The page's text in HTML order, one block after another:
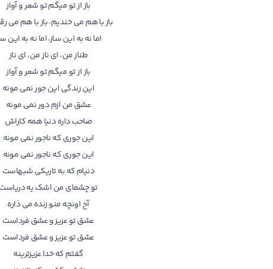
باز از تو میگم تو شعر و آواز
باز با هم می خندیم، باز با هم می
اما نه به این ساز، اما نه به این
طناز من، ای ناز من، ای ناز
باز از تو میگم تو شعر و آواز
این زندگی این جور نمی مونه
عشق من ازم دور نمی مونه
صاحب داره دنیا همه کاراش
این جوری که ناجور نمی مونه
این جوری که ناجور نمی مونه
دنیام که به تاریکی شبهاست
تو چشمای من اشک یه
آخ اونچه منو زنده می ذاره
عشق تو عزیز و عشق فرداست
عشق تو عزیز و عشق فرداست
گفتم که خدا عزیزترینه